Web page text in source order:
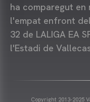
ha comparegut
l'empat enfront
32 de LALIGA EA
l'Estadi de
Copyright 2013-2025